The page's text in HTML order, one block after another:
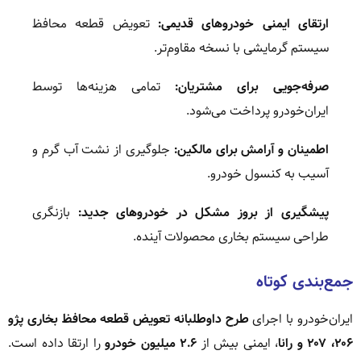
ارتقای ایمنی خودروهای قدیمی: تعویض قطعه محافظ
سیستم گرمایشی با نسخه مقاوم‌تر.
صرفه‌جویی برای مشتریان: تمامی هزینه‌ها توسط
ایران‌خودرو پرداخت می‌شود.
اطمینان و آرامش برای مالکین: جلوگیری از نشت آب گرم و
آسیب به کنسول خودرو.
پیشگیری از بروز مشکل در خودروهای جدید: بازنگری
طراحی سیستم بخاری محصولات آینده.
جمع‌بندی کوتاه
ایران‌خودرو با اجرای طرح داوطلبانه تعویض قطعه محافظ بخاری پژو
۲۰۶، ۲۰۷ و رانا
، ایمنی بیش از ۲.۶ میلیون خودرو
را ارتقا داده است.